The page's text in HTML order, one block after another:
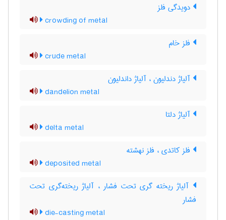
دویدگی فلز
crowding of metal
فلز خام
crude metal
آلیاژ دندلیون ، آلیاژ داندلیون
dandelion metal
آلیاژ دلتا
delta metal
فلز کاتدی ، فلز نهشته
deposited metal
آلیاژ ریخته گری تحت فشار ، آلیاژ ریخته‌گری تحت
فشار
die-casting metal